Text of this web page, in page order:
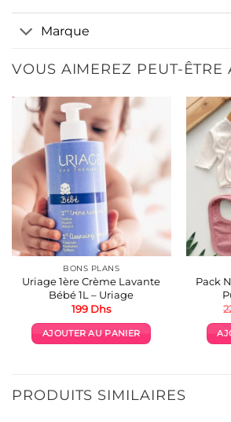
Marque
VOUS AIMEREZ PEUT-ÊTRE
BONS PLANS
Uriage 1ère Crème Lavante
Bébé 1L – Uriage
199 Dhs
AJOUTER AU PANIER
Pack
PRODUITS SIMILAIRES